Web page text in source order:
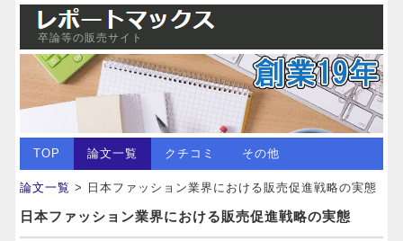
卒論等の販売サイト
TOP 論文一覧 クチコミ その他
論文一覧 > 日本ファッション業界における販売促進戦略の実態
日本ファッション業界における販売促進戦略の実態